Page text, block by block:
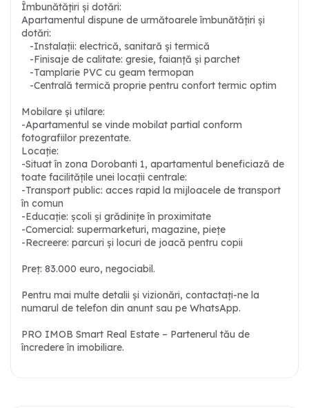
Îmbunătățiri și dotări:
Apartamentul dispune de următoarele îmbunătățiri și
dotări:
-Instalații: electrică, sanitară și termică
-Finisaje de calitate: gresie, faianță și parchet
-Tamplarie PVC cu geam termopan
-Centrală termică proprie pentru confort termic optim
Mobilare și utilare:
-Apartamentul se vinde mobilat partial conform
fotografiilor prezentate.
Locație:
-Situat în zona Dorobanti 1, apartamentul beneficiază de
toate facilitățile unei locații centrale:
-Transport public: acces rapid la mijloacele de transport
în comun
-Educație: școli și grădinițe în proximitate
-Comercial: supermarketuri, magazine, piețe
-Recreere: parcuri și locuri de joacă pentru copii
Preț: 83.000 euro, negociabil.
Pentru mai multe detalii și vizionări, contactați-ne la
numarul de telefon din anunt sau pe WhatsApp.
PRO IMOB Smart Real Estate – Partenerul tău de
încredere în imobiliare.